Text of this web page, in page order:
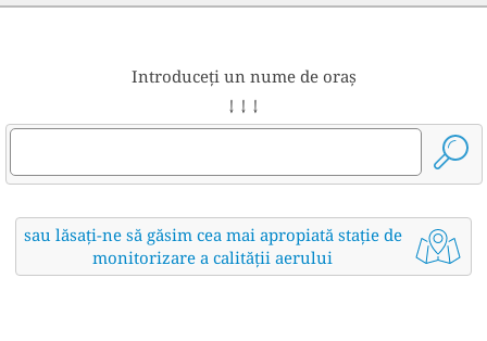
Introduceți un nume de oraș
↓ ↓ ↓
sau lăsați-ne să găsim cea mai apropiată stație de
monitorizare a calității aerului